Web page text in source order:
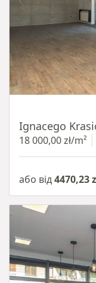
Ignacego
18 000,00 zł/m²
або від4470,23